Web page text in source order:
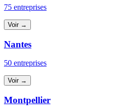
75 entreprises
Voir →
Nantes
50 entreprises
Voir →
Montpellier